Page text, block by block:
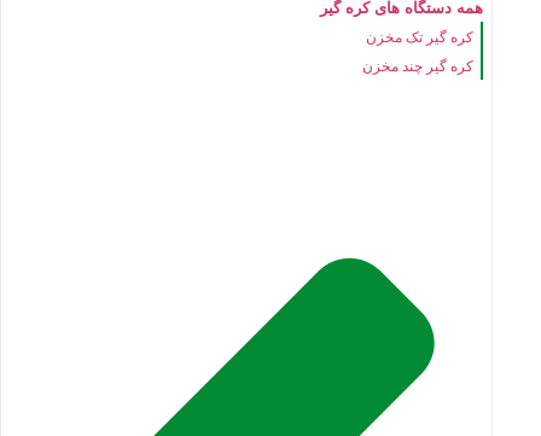
همه دستگاه های کره گیر
کره گیر تک مخزن
کره گیر چند مخزن